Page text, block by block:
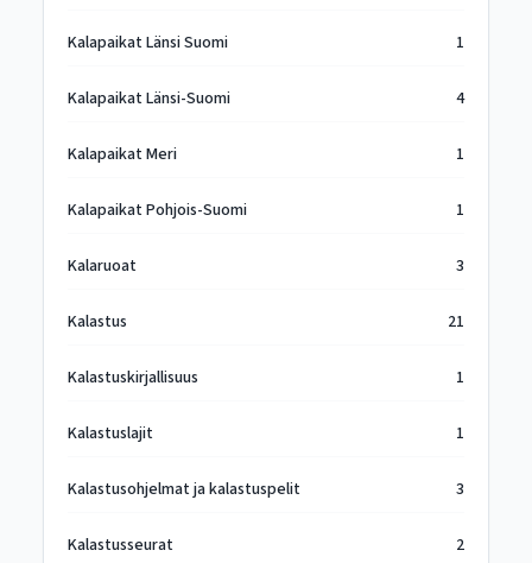
Kalapaikat Länsi Suomi 1
Kalapaikat Länsi-Suomi 4
Kalapaikat Meri 1
Kalapaikat Pohjois-Suomi 1
Kalaruoat 3
Kalastus 21
Kalastuskirjallisuus 1
Kalastuslajit 1
Kalastusohjelmat ja kalastuspelit 3
Kalastusseurat 2